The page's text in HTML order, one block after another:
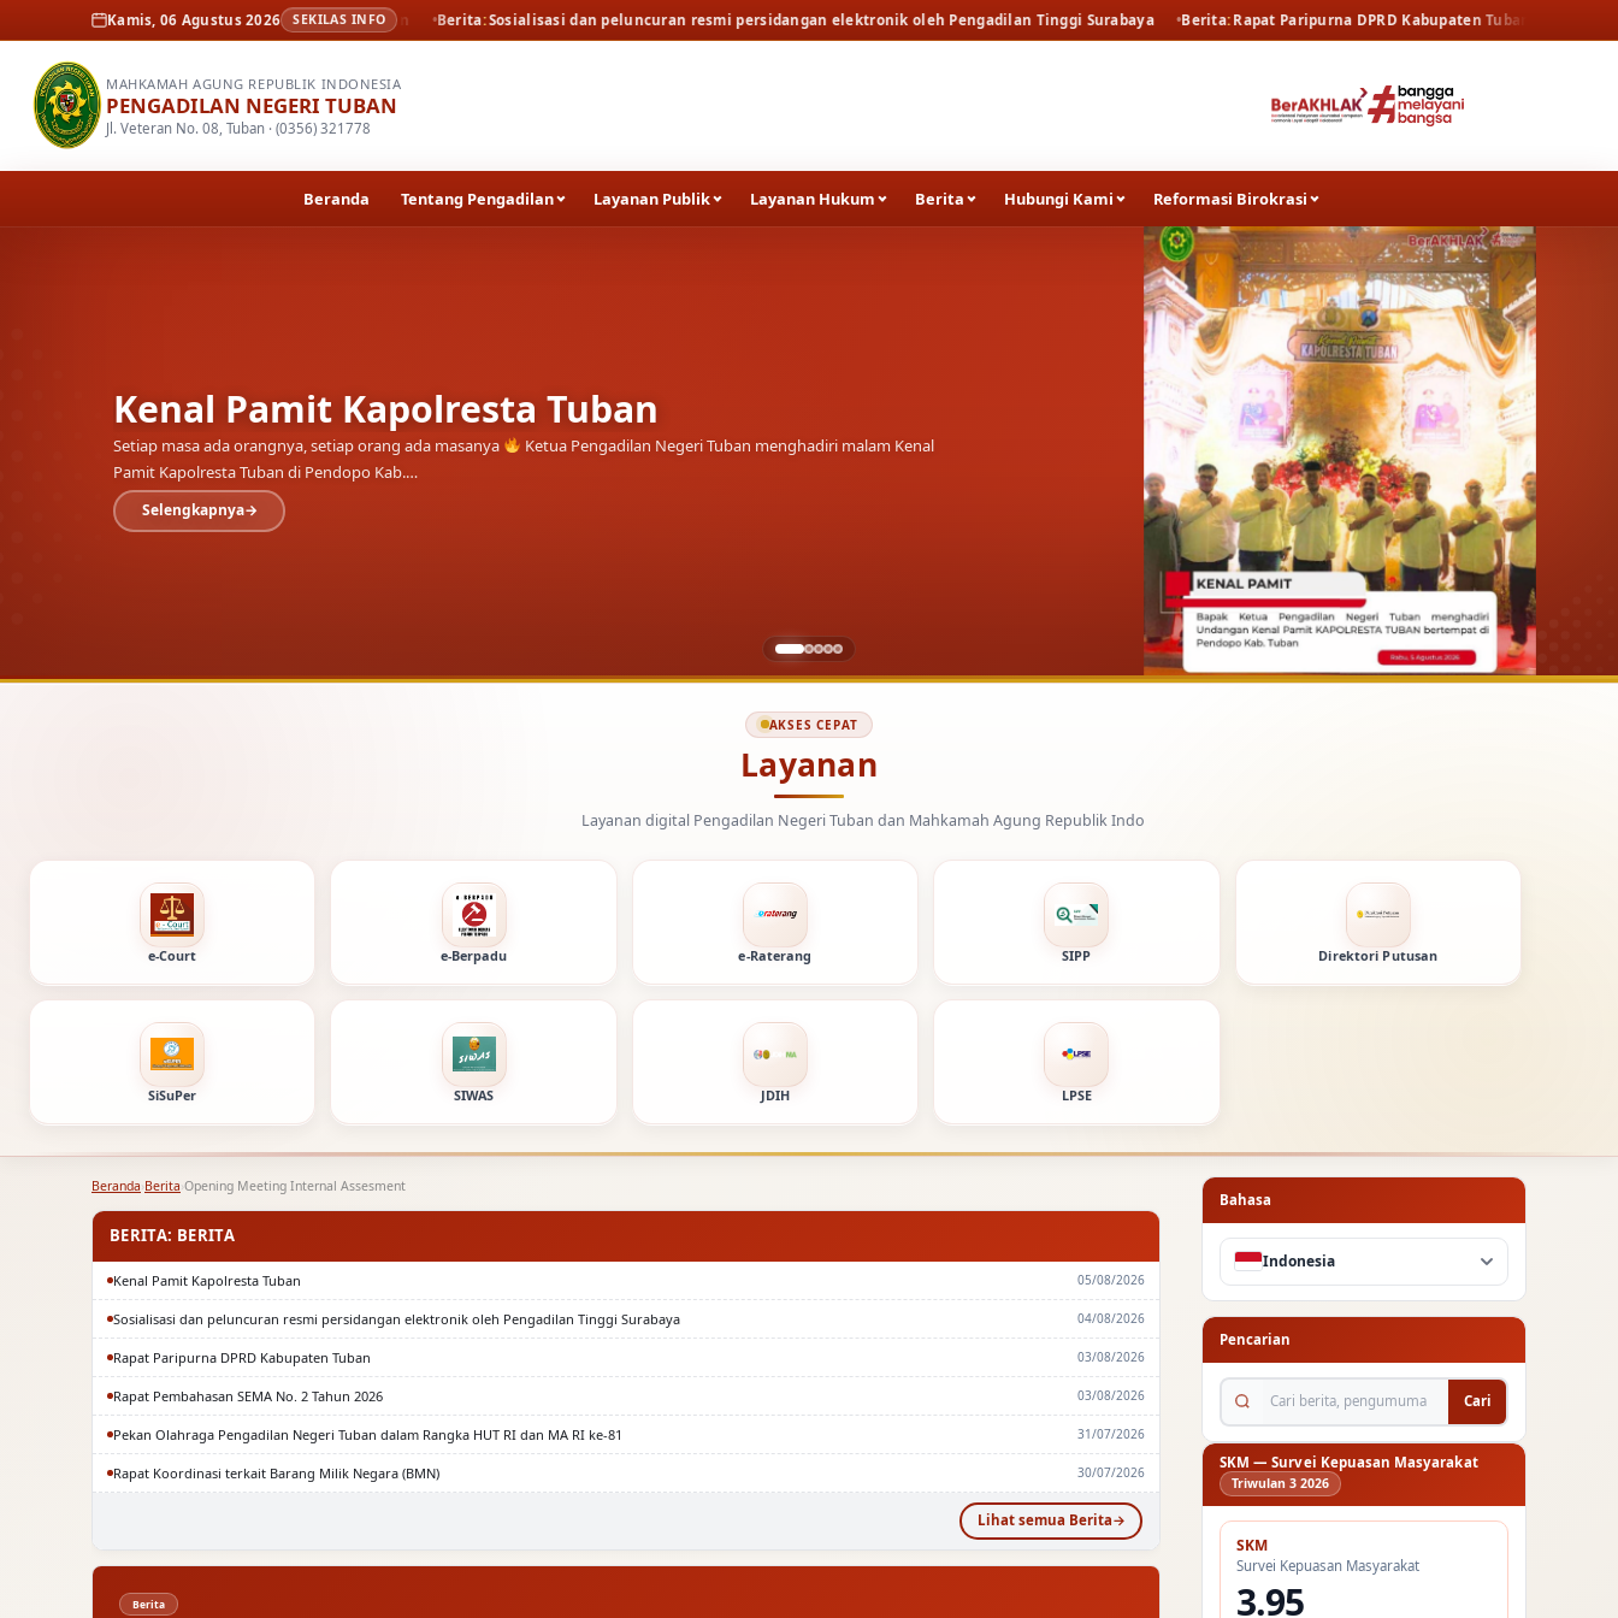
Kamis, 06 Agustus 2026 SEKILAS INFO
Kenal Pamit Kapolresta Tuban Berita Sosialisasi dan peluncuran resmi persidangan elektronik oleh Pengadilan Tinggi Surabaya Berita Rapat Paripurna DPRD Kabupaten Tuban Berita Rapat Pembahasan
MAHKAMAH AGUNG REPUBLIK INDONESIA
PENGADILAN NEGERI TUBAN
Jl. Veteran No. 08, Tuban · (0356) 321778
Beranda Tentang Pengadilan Layanan Publik Layanan Hukum Berita Hubungi Kami Reformasi Birokrasi
Kenal Pamit Kapolresta Tuban
Setiap masa ada orangnya, setiap orang ada masanya
Ketua Pengadilan Negeri Tuban menghadiri malam Kenal
Pamit Kapolresta Tuban di Pendopo Kab.…
Selengkapnya
AKSES CEPAT
Layanan
Layanan digital Pengadilan Negeri Tuban dan Mahkamah Agung Republik Indonesia.
e-Court e-Berpadu e-Raterang SIPP Direktori Putusan
SiSuPer SIWAS JDIH LPSE
Beranda›Berita›Opening Meeting Internal Assesment
BERITA: BERITA
Kenal Pamit Kapolresta Tuban 05/08/2026
Sosialisasi dan peluncuran resmi persidangan elektronik oleh Pengadilan Tinggi Surabaya 04/08/2026
Rapat Paripurna DPRD Kabupaten Tuban 03/08/2026
Rapat Pembahasan SEMA No. 2 Tahun 2026 03/08/2026
Pekan Olahraga Pengadilan Negeri Tuban dalam Rangka HUT RI dan MA RI ke-81 31/07/2026
Rapat Koordinasi terkait Barang Milik Negara (BMN) 30/07/2026
Lihat semua Berita
Berita
Bahasa
Indonesia
Pencarian
Cari berita, pengumuman...
Cari
SKM — Survei Kepuasan Masyarakat
Triwulan 3 2026
SKM
Survei Kepuasan Masyarakat
3.95